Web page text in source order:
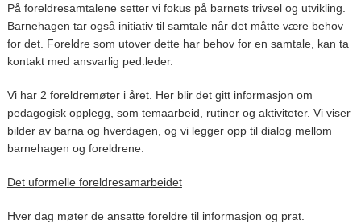
På foreldresamtalene setter vi fokus på barnets trivsel og utvikling.
Barnehagen tar også initiativ til samtale når det måtte være behov
for det. Foreldre som utover dette har behov for en samtale, kan ta
kontakt med ansvarlig ped.leder.
Vi har 2 foreldremøter i året. Her blir det gitt informasjon om
pedagogisk opplegg, som temaarbeid, rutiner og aktiviteter. Vi viser
bilder av barna og hverdagen, og vi legger opp til dialog mellom
barnehagen og foreldrene.
Det uformelle foreldresamarbeidet
Hver dag møter de ansatte foreldre til informasjon og prat.